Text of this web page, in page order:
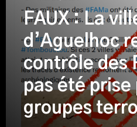
FAUX : La
d’Aguelhoc
contrôle des
pas été prise
groupes